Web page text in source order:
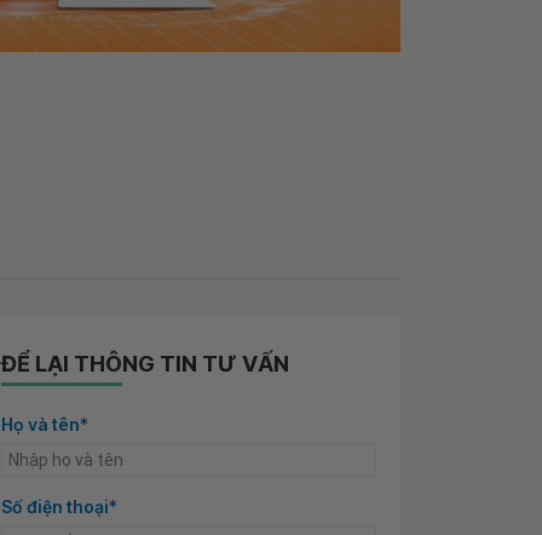
ĐỂ LẠI THÔNG TIN TƯ VẤN
Họ và tên*
Số điện thoại*